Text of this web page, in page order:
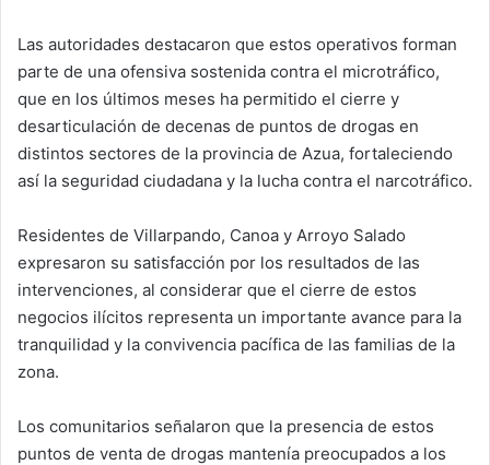
Las autoridades destacaron que estos operativos forman
parte de una ofensiva sostenida contra el microtráfico,
que en los últimos meses ha permitido el cierre y
desarticulación de decenas de puntos de drogas en
distintos sectores de la provincia de Azua, fortaleciendo
así la seguridad ciudadana y la lucha contra el narcotráfico.
Residentes de Villarpando, Canoa y Arroyo Salado
expresaron su satisfacción por los resultados de las
intervenciones, al considerar que el cierre de estos
negocios ilícitos representa un importante avance para la
tranquilidad y la convivencia pacífica de las familias de la
zona.
Los comunitarios señalaron que la presencia de estos
puntos de venta de drogas mantenía preocupados a los